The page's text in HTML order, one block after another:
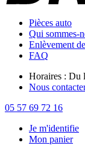
Pièces auto
Qui sommes-
Enlèvement
FAQ
Horaires : Du
Nous
05 57 69 72 16
Je m'identifie
Mon panier